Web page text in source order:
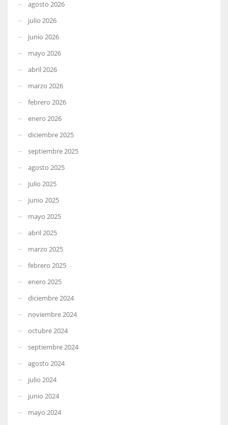
agosto 2026
julio 2026
junio 2026
mayo 2026
abril 2026
marzo 2026
febrero 2026
enero 2026
diciembre 2025
septiembre 2025
agosto 2025
julio 2025
junio 2025
mayo 2025
abril 2025
marzo 2025
febrero 2025
enero 2025
diciembre 2024
noviembre 2024
octubre 2024
septiembre 2024
agosto 2024
julio 2024
junio 2024
mayo 2024